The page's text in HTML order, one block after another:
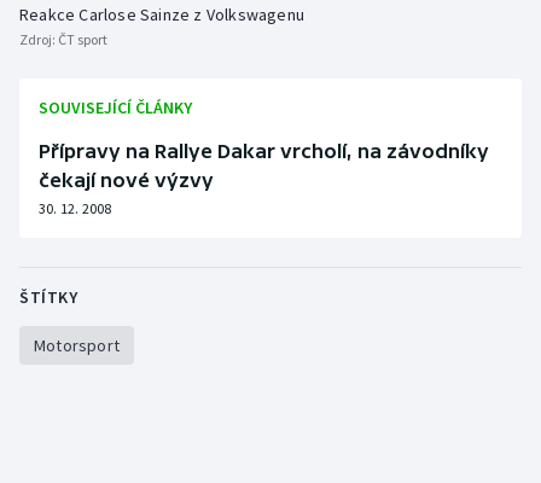
Parasport
Plážový volejbal
Ragby
Reakce Carlose Sainze z Volkswagenu
Zdroj: ČT sport
SOUVISEJÍCÍ ČLÁNKY
Přípravy na Rallye Dakar vrcholí, na závodníky
čekají nové výzvy
30. 12. 2008
ŠTÍTKY
Motorsport